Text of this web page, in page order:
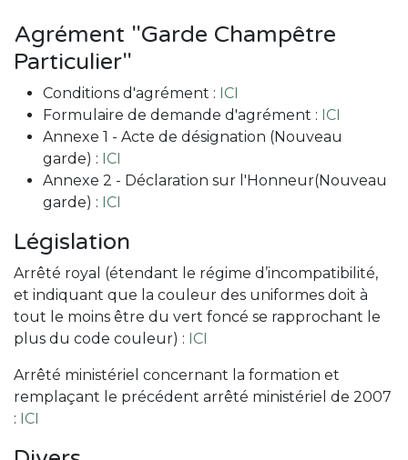
Agrément "Garde Champêtre
Particulier"
Conditions d'agrément : ICI
Formulaire de demande d'agrément : ICI
Annexe 1 - Acte de désignation (Nouveau
garde) : ICI
Annexe 2 - Déclaration sur l'Honneur(Nouveau
garde) : ICI
Législation
Arrêté royal (étendant le régime d’incompatibilité,
et indiquant que la couleur des uniformes doit à
tout le moins être du vert foncé se rapprochant le
plus du code couleur) : ICI
Arrêté ministériel concernant la formation et
remplaçant le précédent arrêté ministériel de 2007
: ICI